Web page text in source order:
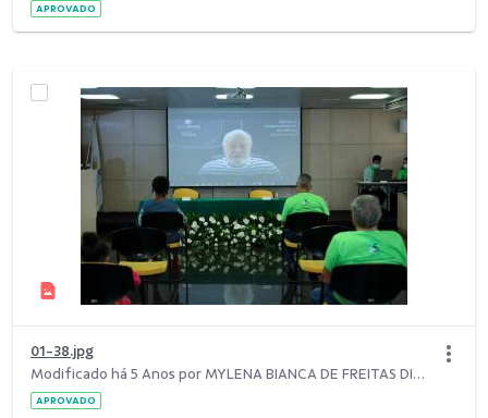
APROVADO
01-38.jpg
Modificado há 5 Anos por MYLENA BIANCA DE FREITAS DIAS.
APROVADO